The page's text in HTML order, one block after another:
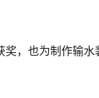
，也为制作输水